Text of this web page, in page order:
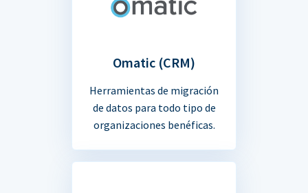
Omatic (CRM)
Herramientas de migración
de datos para todo tipo de
organizaciones benéficas.